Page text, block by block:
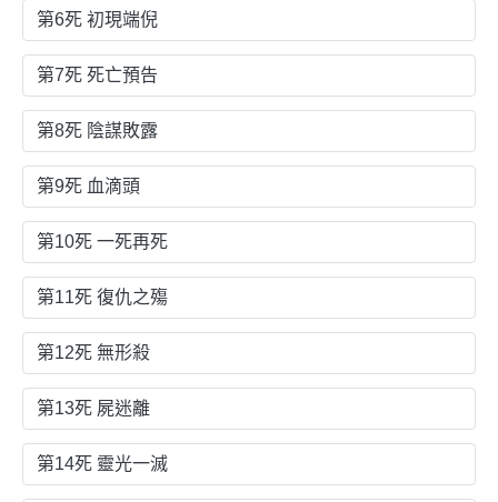
第6死 初現端倪
第7死 死亡預告
第8死 陰謀敗露
第9死 血滴頭
第10死 一死再死
第11死 復仇之殤
第12死 無形殺
第13死 屍迷離
第14死 靈光一滅